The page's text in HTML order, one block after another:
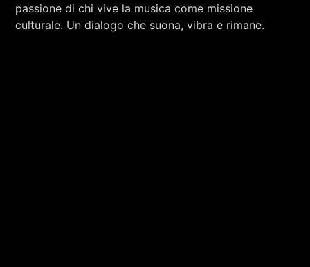
passione di chi vive la musica come missione
culturale. Un dialogo che suona, vibra e rimane.